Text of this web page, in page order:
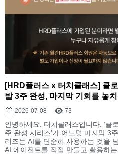
[HRD플러스 x 터치클래스] 클
발 3주 완성, 마지막 기회를 놓
2026-07-08 73
안녕하세요. 터치클래스입니다. ‘클
주 완성 시리즈’가 어느덧 마지막 3
리즈는 AI를 단순히 사용하는 것을
AI 에이전트를 직접 만들고 활용하는